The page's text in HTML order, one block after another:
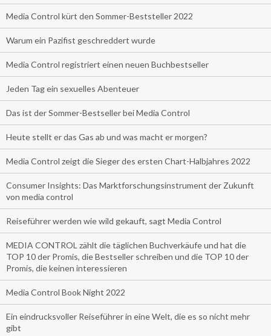
Media Control kürt den Sommer-Beststeller 2022
Warum ein Pazifist geschreddert wurde
Media Control registriert einen neuen Buchbestseller
Jeden Tag ein sexuelles Abenteuer
Das ist der Sommer-Bestseller bei Media Control
Heute stellt er das Gas ab und was macht er morgen?
Media Control zeigt die Sieger des ersten Chart-Halbjahres 2022
Consumer Insights: Das Marktforschungsinstrument der Zukunft
von media control
Reiseführer werden wie wild gekauft, sagt Media Control
MEDIA CONTROL zählt die täglichen Buchverkäufe und hat die
TOP 10 der Promis, die Bestseller schreiben und die TOP 10 der
Promis, die keinen interessieren
Media Control Book Night 2022
Ein eindrucksvoller Reiseführer in eine Welt, die es so nicht mehr
gibt